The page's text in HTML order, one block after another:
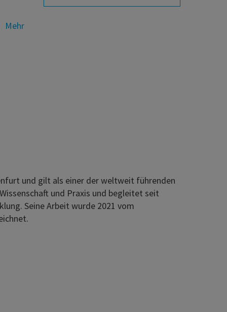
Mehr
und gilt als einer der weltweit führenden
und Praxis und begleitet seit
Seine Arbeit wurde 2021 vom